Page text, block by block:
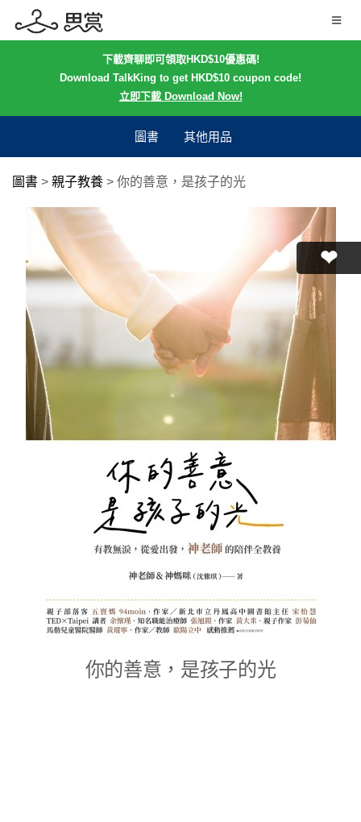
下載齊聊即可領取HKD$10優惠碼!
Download TalkKing to get HKD$10 coupon code!
立即下載 Download Now!
圖書 其他用品
圖書 > 親子教養 > 你的善意，是孩子的光
你的善意，是孩子的光